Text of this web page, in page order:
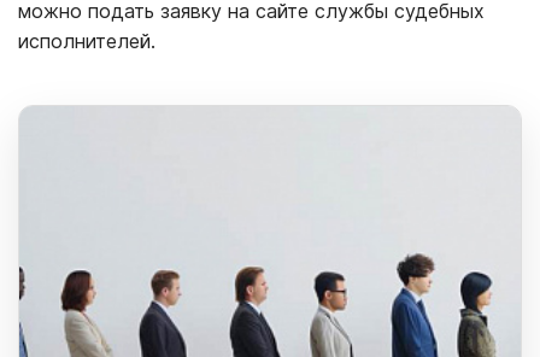
можно подать заявку на сайте службы судебных
исполнителей.